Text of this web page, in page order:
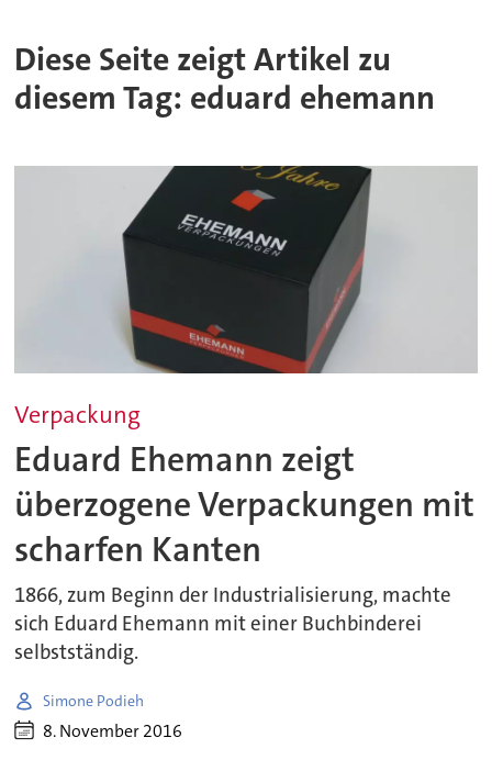
Diese Seite zeigt Artikel zu
diesem Tag: eduard ehemann
Verpackung
Eduard Ehemann zeigt
überzogene Verpackungen mit
scharfen Kanten
1866, zum Beginn der Industrialisierung, machte
sich Eduard Ehemann mit einer Buchbinderei
selbstständig.
Simone Podieh
8. November 2016